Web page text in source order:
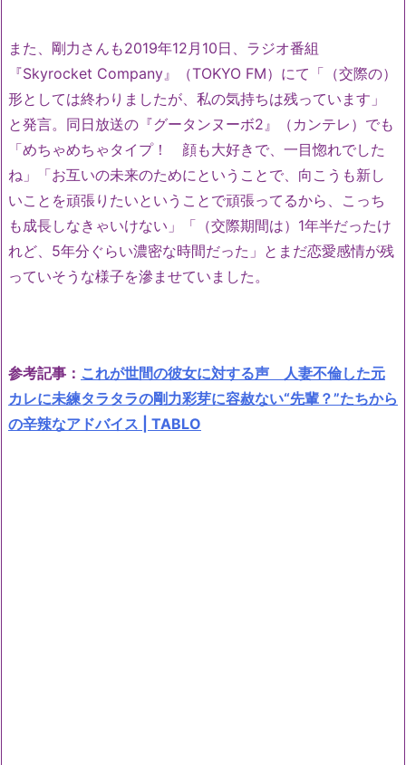
また、剛力さんも2019年12月10日、ラジオ番組
『Skyrocket Company』（TOKYO FM）にて「（交際の）
形としては終わりましたが、私の気持ちは残っています」
と発言。同日放送の『グータンヌーボ2』（カンテレ）でも
「めちゃめちゃタイプ！ 顔も大好きで、一目惚れでした
ね」「お互いの未来のためにということで、向こうも新し
いことを頑張りたいということで頑張ってるから、こっち
も成長しなきゃいけない」「（交際期間は）1年半だったけ
れど、5年分ぐらい濃密な時間だった」とまだ恋愛感情が残
っていそうな様子を滲ませていました。
参考記事： これが世間の彼女に対する声 人妻不倫した元
カレに未練タラタラの剛力彩芽に容赦ない“先輩？”たちから
の辛辣なアドバイス | TABLO